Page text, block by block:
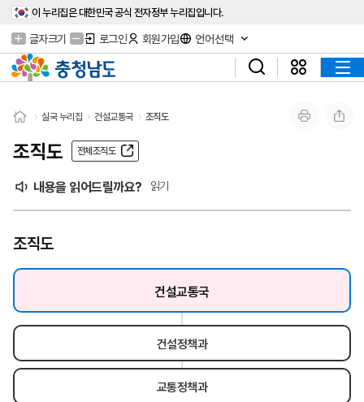
이 누리집은 대한민국 공식 전자정부 누리집입니다.
글자크기 로그인 회원가입 언어선택
실국 누리집 건설교통국 조직도
조직도 전체조직도
내용을 읽어드릴까요? 읽기
조직도
건설교통국
건설정책과
교통정책과